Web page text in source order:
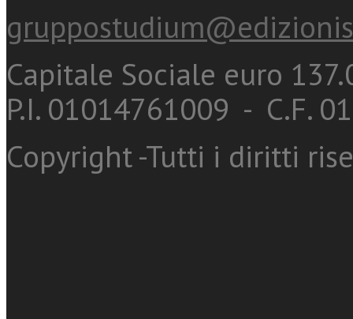
Capitale Sociale euro
P.I. 01014761009 - C.F.
Copyright -Tutti i diritti